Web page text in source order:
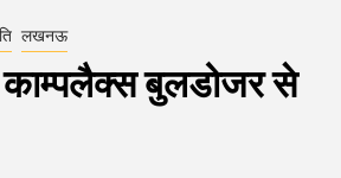
लखनऊ
काम्पलैक्स बुलडोजर से